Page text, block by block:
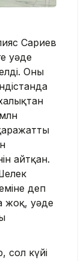
Сариев
уәде
Оны
айтқан.
деп
жоқ, уәде
сол күйі